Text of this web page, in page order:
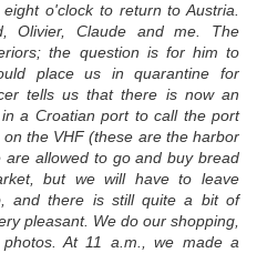
o'clock to return to Austria.
Olivier, Claude and me. The
the question is for him to
place us in quarantine for
tells us that there is now an
a Croatian port to call the port
the VHF (these are the harbor
allowed to go and buy bread
but we will have to leave
and there is still quite a bit of
pleasant. We do our shopping,
At 11 a.m., we made a